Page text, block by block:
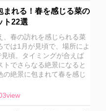
まれる！春を感じる菜の
ト22選
、春の訪れを感じられる菜
では1月が見頃で、場所によ
頃。タイミングが合えば
トでさらなる絶景になると
の絶景に包まれて春を感じ